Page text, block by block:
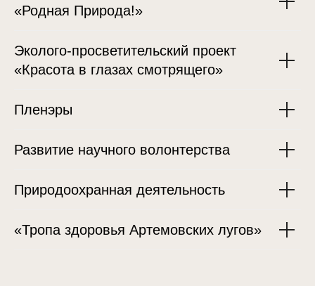
«Родная Природа!»
Эколого-просветительский проект
«Красота в глазах смотрящего»
Пленэры
Развитие научного волонтерства
Природоохранная деятельность
«Тропа здоровья Артемовских лугов»